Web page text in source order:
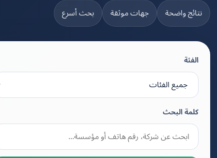
واضحة جهات موثقة بحث أسرع
كلمة البحث